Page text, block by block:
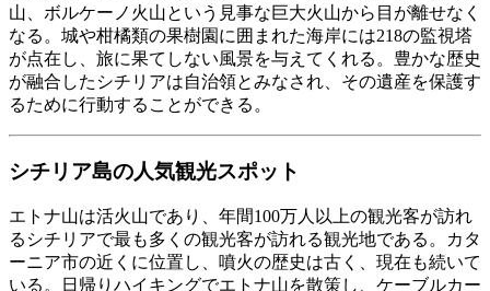
山、ボルケーノ火山という見事な巨大火山から目が離せなく
なる。城や柑橘類の果樹園に囲まれた海岸には218の監視塔
が点在し、旅に果てしない風景を与えてくれる。豊かな歴史
が融合したシチリアは自治領とみなされ、その遺産を保護す
るために行動することができる。
シチリア島の人気観光スポット
エトナ山は活火山であり、年間100万人以上の観光客が訪れ
るシチリアで最も多くの観光客が訪れる観光地である。カタ
ーニア市の近くに位置し、噴火の歴史は古く、現在も続いて
いる。日帰りハイキングでエトナ山を散策し、ケーブルカー